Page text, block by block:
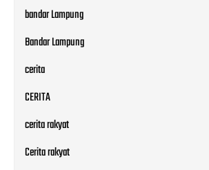
bandar Lampung
Bandar Lampung
cerita
CERITA
cerita rakyat
Cerita rakyat